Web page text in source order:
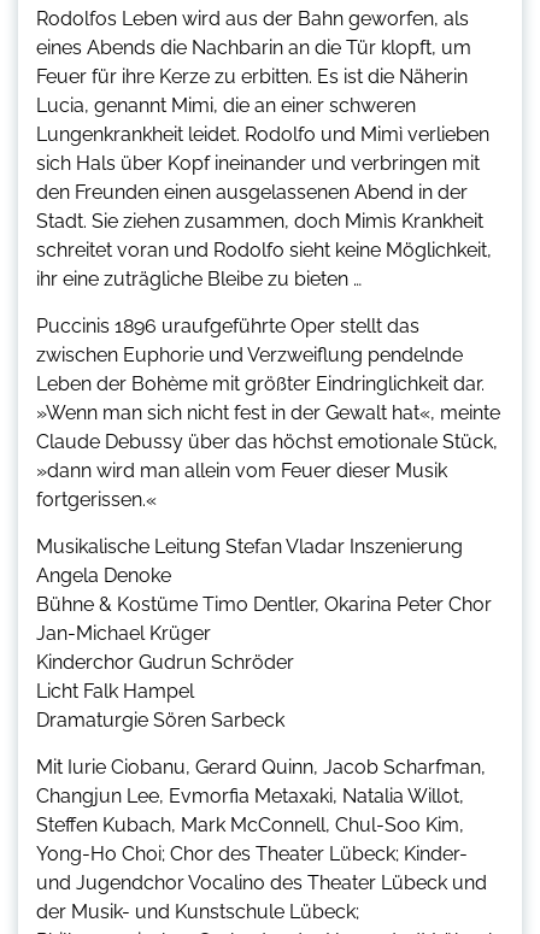
Rodolfos Leben wird aus der Bahn geworfen, als
eines Abends die Nachbarin an die Tür klopft, um
Feuer für ihre Kerze zu erbitten. Es ist die Näherin
Lucia, genannt Mimi, die an einer schweren
Lungenkrankheit leidet. Rodolfo und Mimì verlieben
sich Hals über Kopf ineinander und verbringen mit
den Freunden einen ausgelassenen Abend in der
Stadt. Sie ziehen zusammen, doch Mimìs Krankheit
schreitet voran und Rodolfo sieht keine Möglichkeit,
ihr eine zuträgliche Bleibe zu bieten …
Puccinis 1896 uraufgeführte Oper stellt das
zwischen Euphorie und Verzweiflung pendelnde
Leben der Bohème mit größter Eindringlichkeit dar.
»Wenn man sich nicht fest in der Gewalt hat«, meinte
Claude Debussy über das höchst emotionale Stück,
»dann wird man allein vom Feuer dieser Musik
fortgerissen.«
Musikalische Leitung Stefan Vladar Inszenierung
Angela Denoke
Bühne & Kostüme Timo Dentler, Okarina Peter Chor
Jan-Michael Krüger
Kinderchor Gudrun Schröder
Licht Falk Hampel
Dramaturgie Sören Sarbeck
Mit Iurie Ciobanu, Gerard Quinn, Jacob Scharfman,
Changjun Lee, Evmorfia Metaxaki, Natalia Willot,
Steffen Kubach, Mark McConnell, Chul-Soo Kim,
Yong-Ho Choi; Chor des Theater Lübeck; Kinder-
und Jugendchor Vocalino des Theater Lübeck und
der Musik- und Kunstschule Lübeck;